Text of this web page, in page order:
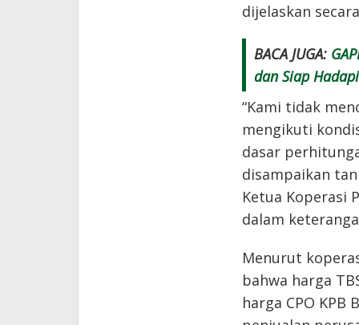
dijelaskan
BACA JUGA:
dan Siap
“Kami tidak
mengikuti
dasar
disampaikan
Ketua Koperasi
dalam
Menurut
bahwa harga
harga CPO KPB